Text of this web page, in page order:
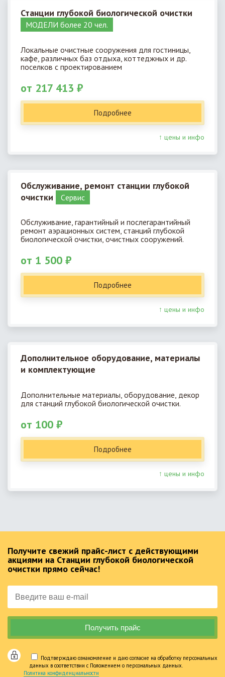
Станции глубокой биологической очистки
МОДЕЛИ более 20 чел.
Локальные очистные сооружения для гостиницы,
кафе, различных баз отдыха, коттеджных и др.
поселков с проектированием
от 217 413 ₽
Подробнее
↑ цены и инфо
Обслуживание, ремонт станции глубокой
очистки
Cервис
Обслуживание, гарантийный и послегарантийный
ремонт аэрационных систем, станций глубокой
биологической очистки, очистных сооружений.
от 1 500 ₽
Подробнее
↑ цены и инфо
Дополнительное оборудование, материалы
и комплектующие
Дополнительные материалы, оборудование, декор
для станций глубокой биологической очистки.
от 100 ₽
Подробнее
↑ цены и инфо
Получите свежий прайс-лист с действующими
акциями на Станции глубокой биологической
очистки прямо сейчас!
Подтверждаю ознакомление и даю согласие на обработку персональных
данных в соответствии с Положением о персональных данных.
Политика конфиденциальности